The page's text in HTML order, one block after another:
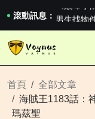
滾動訊息： 男生找物
2026澳網
《巔峰守
《巔峰守
首頁
全部文章
海賊王1183話：
瑪茲聖